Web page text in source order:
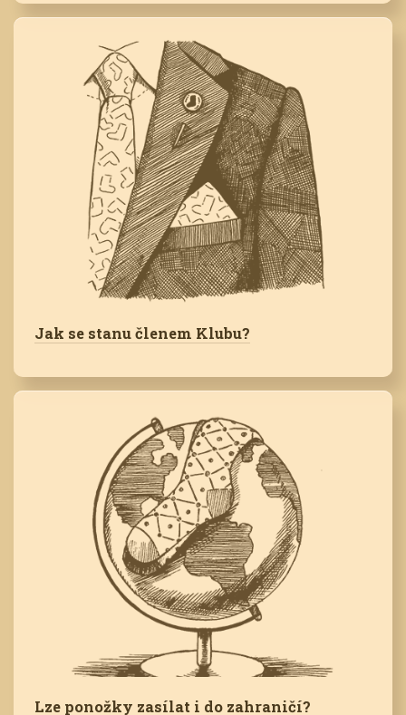
Jak se stanu členem Klubu?
Lze ponožky zasílat i do zahraničí?